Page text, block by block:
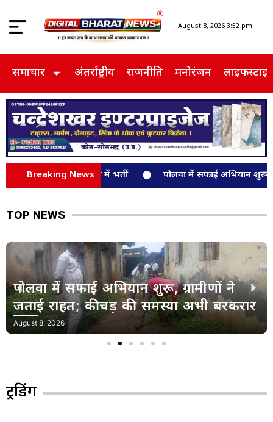
August 8, 2026 3:52 pm
समाचार अंतर्राष्ट्रीय राजनीति मनोरंजन
Breaking News
सेवन ,सीएचसी दुद्धी में भर्ती पोलवा में सफाई अभियान शुरू,
TOP NEWS
बीएचयू में उपचार के दौरान पं. रामनारायण
मिश्रा का निधन
August 8, 2026
ट्रेंडिंग